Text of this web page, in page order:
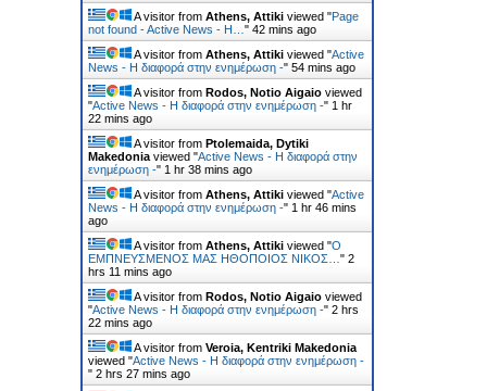
A visitor from Athens, Attiki viewed "Page
not found - Active News - Η… " 42 mins ago
A visitor from Athens, Attiki viewed "Active
News - Η διαφορά στην ενημέρωση -" 54 mins ago
A visitor from Rodos, Notio Aigaio viewed
"Active News - Η διαφορά στην ενημέρωση -" 1 hr
22 mins ago
A visitor from Ptolemaida, Dytiki
Makedonia viewed "Active News - Η διαφορά στην
ενημέρωση -" 1 hr 38 mins ago
A visitor from Athens, Attiki viewed "Active
News - Η διαφορά στην ενημέρωση -" 1 hr 46 mins
ago
A visitor from Athens, Attiki viewed "Ο
ΕΜΠΝΕΥΣΜΕΝΟΣ ΜΑΣ ΗΘΟΠΟΙΟΣ ΝΙΚΟΣ… " 2
hrs 11 mins ago
A visitor from Rodos, Notio Aigaio viewed
"Active News - Η διαφορά στην ενημέρωση -" 2 hrs
23 mins ago
A visitor from Veroia, Kentriki Makedonia
viewed "Active News - Η διαφορά στην ενημέρωση -
" 2 hrs 27 mins ago